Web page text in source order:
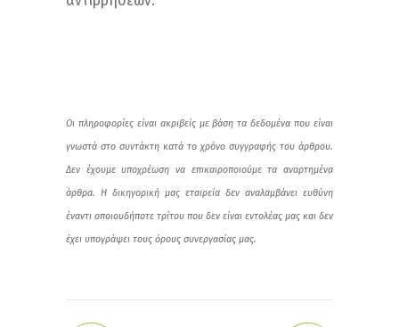
Οι πληροφορίες είναι ακριβείς με βάση τα δεδομένα που είναι
γνωστά στο συντάκτη κατά το χρόνο συγγραφής του άρθρου.
Δεν έχουμε υποχρέωση να επικαιροποιούμε τα αναρτημένα
άρθρα. Η δικηγορική μας εταιρεία δεν αναλαμβάνει ευθύνη
έναντι οποιουδήποτε τρίτου που δεν είναι εντολέας μας και δεν
έχει υπογράψει τους όρους συνεργασίας μας.